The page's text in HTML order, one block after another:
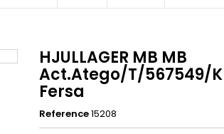
HJULLAGER MB MB
Act.Atego/T/567549/
Fersa
Reference15208